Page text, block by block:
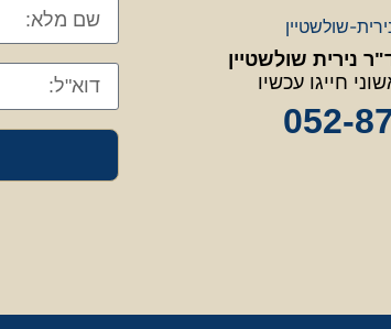
נירית שולשטיין
חייגו עכשיו
052-